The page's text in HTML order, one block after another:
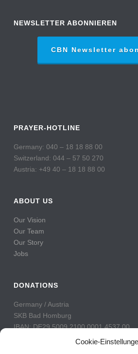
Cookie-
NEWSLETTER ABONNIEREN
CBN Newsletter
PRAYER-HOTLINE
Germany: 040 – 18 18 88 00
Switzerland: 044 – 57 50 270
Austria: +49 40 – 18 18 88 00
ABOUT US
Our Vision
Our Team
Our Story
Jobs
DONATIONS
Germany / Austria
SKB Bad Homburg
IBAN: DE29 5009 2100 0001 4537 00
BIC: GENODE51BH2